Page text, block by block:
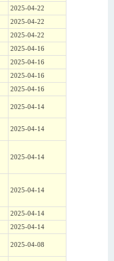
2025-04-22
2025-04-22
2025-04-22
2025-04-16
2025-04-16
2025-04-16
2025-04-16
2025-04-14
2025-04-14
2025-04-14
2025-04-14
2025-04-14
2025-04-14
2025-04-08